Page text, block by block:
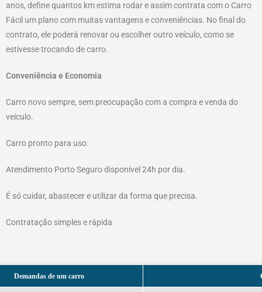
anos, define quantos km estima rodar e assim contrata com o Carro
Fácil um plano com muitas vantagens e conveniências. No final do
contrato, ele poderá renovar ou escolher outro veículo, como se
estivesse trocando de carro.
Conveniência e Economia
Carro novo sempre, sem preocupação com a compra e venda do
veículo.
Carro pronto para uso.
Atendimento Porto Seguro disponível 24h por dia.
É só cuidar, abastecer e utilizar da forma que precisa.
Contratação simples e rápida
Demandas de um carro